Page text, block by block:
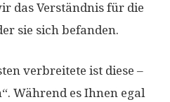
das Verständnis für die
sie sich befanden.
verbreitete ist diese –
Während es Ihnen egal